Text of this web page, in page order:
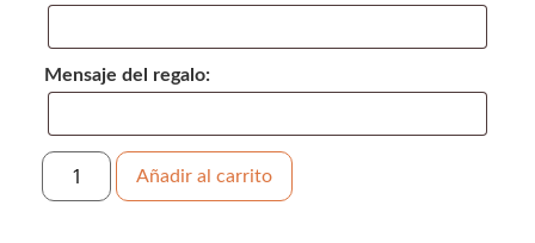
Mensaje del regalo:
Añadir al carrito